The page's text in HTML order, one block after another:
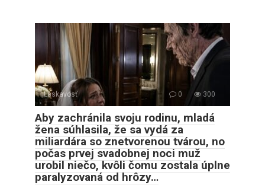
Láskavosť 0 300
Aby zachránila svoju rodinu, mladá
žena súhlasila, že sa vydá za
miliardára so znetvorenou tvárou, no
počas prvej svadobnej noci muž
urobil niečo, kvôli čomu zostala úplne
paralyzovaná od hrôzy…